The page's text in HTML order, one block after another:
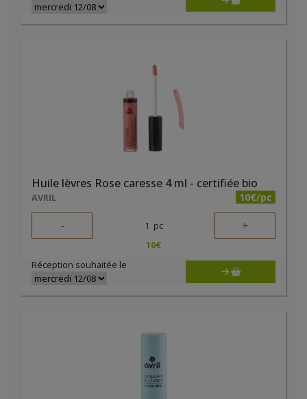
Huile lèvres Rose caresse 4 ml - certifiée bio
AVRIL 10€/pc
- 1 pc +
10€
Réception souhaitée le